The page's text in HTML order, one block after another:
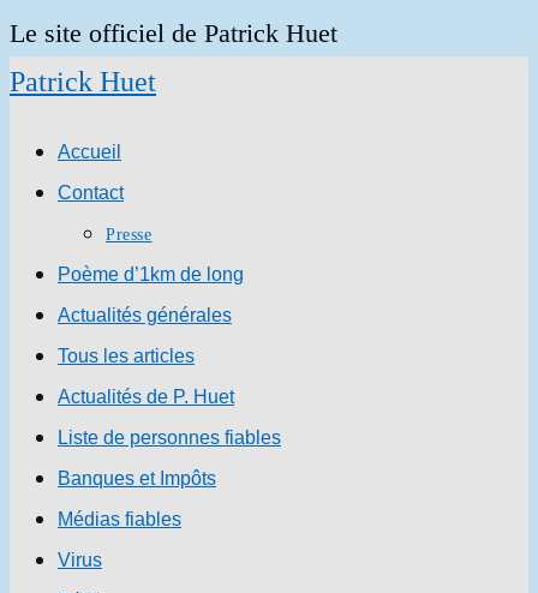
Skip
to
Le site officiel de Patrick Huet
Patrick Huet
Accueil
Contact
Presse
Poème d’1km de long
Actualités générales
Tous les articles
Actualités de P. Huet
Liste de personnes fiables
Banques et Impôts
Médias fiables
Virus